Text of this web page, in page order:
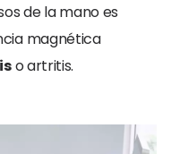
de la mano es
magnética
o artritis.